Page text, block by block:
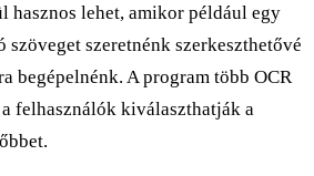
hasznos lehet, amikor például egy
szöveget szeretnénk szerkeszthetővé
begépelnénk. A program több OCR
felhasználók kiválaszthatják a